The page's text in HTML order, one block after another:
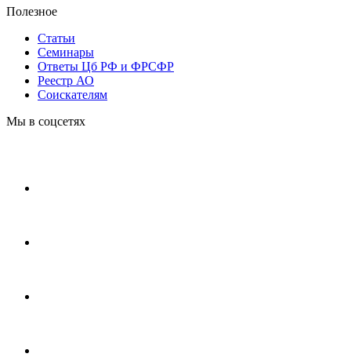
Полезное
Статьи
Cеминары
Ответы Цб РФ и ФРСФР
Реестр АО
Соискателям
Мы в соцсетях